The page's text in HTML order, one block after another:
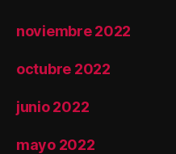
noviembre 2022
octubre 2022
junio 2022
mayo 2022